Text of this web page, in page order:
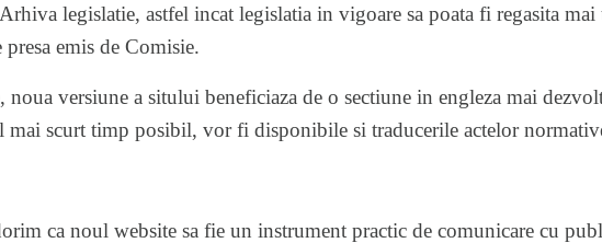
legislatie, astfel incat legislatia in vigoare sa poata fi regasita mai
emis de Comisie.
noua versiune a sitului beneficiaza de o sectiune in engleza mai
mai scurt timp posibil, vor fi disponibile si traducerile actelor
ca noul website sa fie un instrument practic de comunicare cu